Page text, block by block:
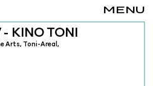
MENU
KINO TONI
Arts, Toni-Areal,